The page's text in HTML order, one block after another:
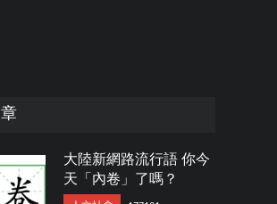
大陸新網路流行語 你今
天「內卷」了嗎？